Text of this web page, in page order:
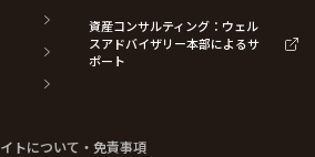
資産コンサルティング：ウェル
スアドバイザリー本部によるサ
ポート
トについて・免責事項